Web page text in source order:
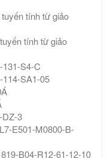
tính từ giảo
tính từ giảo
S4-C
SA1-05
DZ-3
E501-M0800-B-
B04-R12-61-12-10